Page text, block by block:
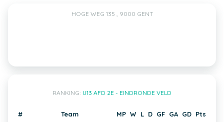
HOGE WEG 135 , 9000 GENT
RANKING: U13 AFD 2E - EINDRONDE VELD
# Team MP W L D GF GA GD Pts